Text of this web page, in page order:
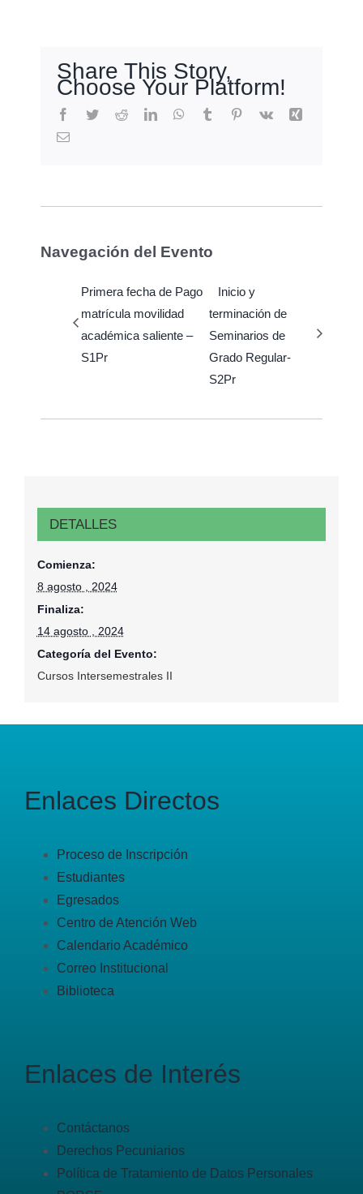
Share This Story,
Choose Your Platform!
Facebook
TwitterRedditLinkedInWhatsApp
Tumblr Pinterest
Vk
Xing
Email
Navegación del Evento
Primera fecha de Pago
matrícula movilidad
académica saliente –
S1Pr
Inicio y
terminación de
Seminarios de
Grado Regular-
S2Pr
DETALLES
Comienza:
8 agosto , 2024
Finaliza:
14 agosto , 2024
Categoría del Evento:
Cursos Intersemestrales II
Enlaces Directos
Proceso de Inscripción
Estudiantes
Egresados
Centro de Atención Web
Calendario Académico
Correo Institucional
Biblioteca
Enlaces de Interés
Contáctanos
Derechos Pecuniarios
Política de Tratamiento de Datos Personales